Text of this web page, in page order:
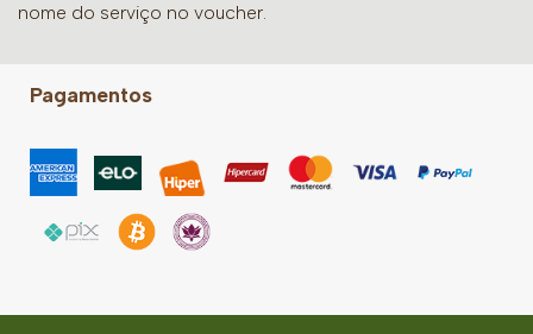
nome do serviço no voucher.
Pagamentos